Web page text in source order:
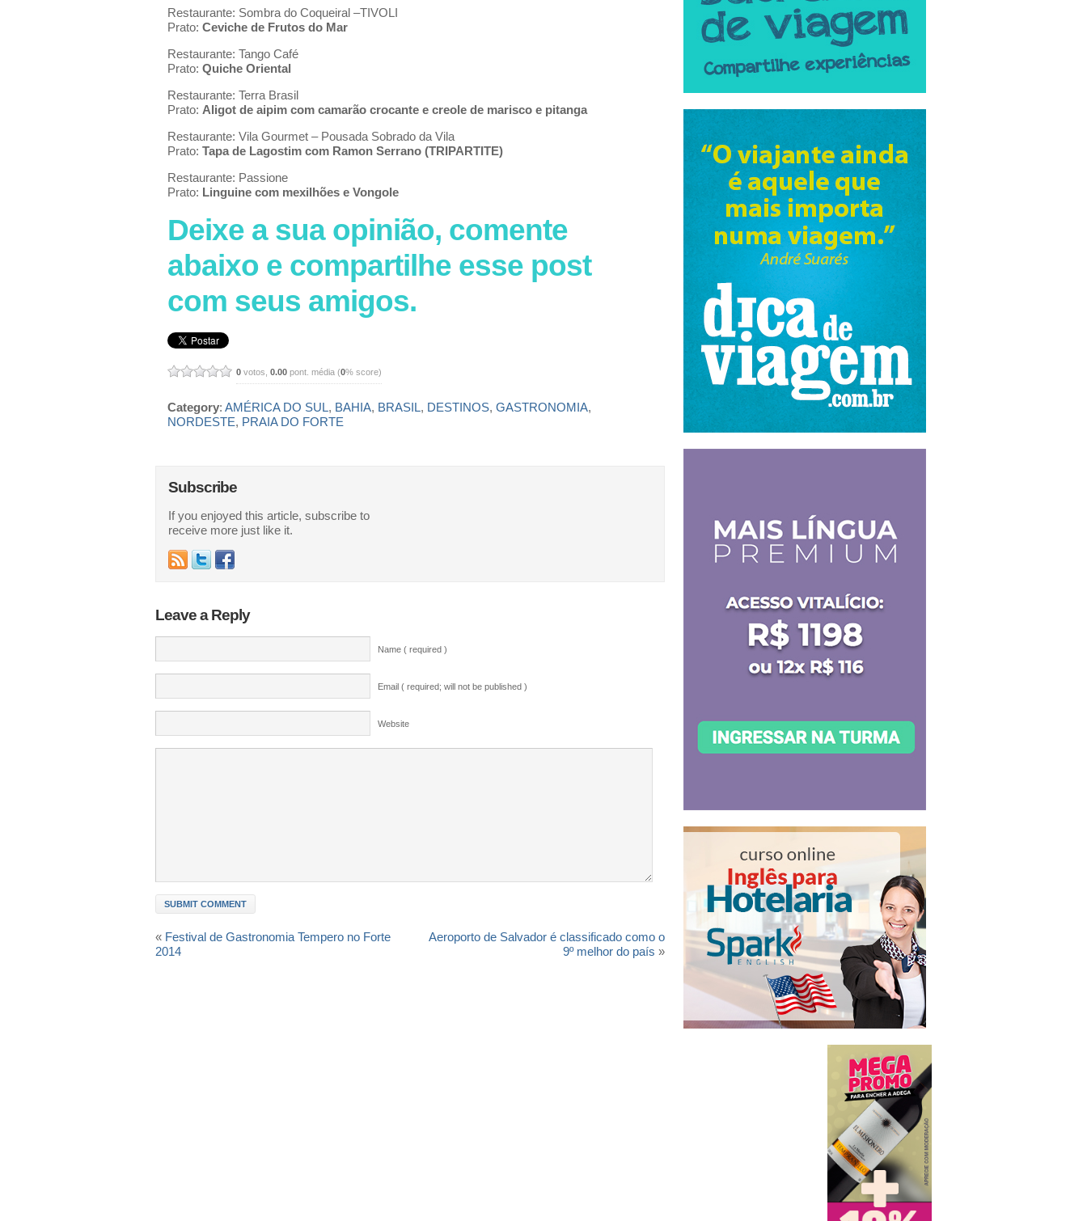
Restaurante: Sombra do Coqueiral –TIVOLI
Prato: Ceviche de Frutos do Mar
Restaurante: Tango Café
Prato: Quiche Oriental
Restaurante: Terra Brasil
Prato: Aligot de aipim com camarão crocante e creole de marisco e pitanga
Restaurante: Vila Gourmet – Pousada Sobrado da Vila
Prato: Tapa de Lagostim com Ramon Serrano (TRIPARTITE)
Restaurante: Passione
Prato: Linguine com mexilhões e Vongole
Deixe a sua opinião, comente
abaixo e compartilhe esse post
com seus amigos.
0 votos, 0.00 pont. média (0% score)
Category: AMÉRICA DO SUL, BAHIA, BRASIL, DESTINOS, GASTRONOMIA,
NORDESTE, PRAIA DO FORTE
Subscribe
If you enjoyed this article, subscribe to
receive more just like it.
Leave a Reply
Name ( required )
Email ( required; will not be published )
Website
« Festival de Gastronomia Tempero no Forte
2014
Aeroporto de Salvador é classificado como o
9º melhor do país »